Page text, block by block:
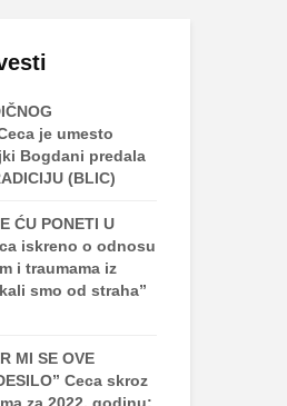
je umesto
Bogdani predala
(BLIC)
ĆU PONETI U
iskreno o odnosu
i traumama iz
smo od straha”
MI SE OVE
Ceca skroz